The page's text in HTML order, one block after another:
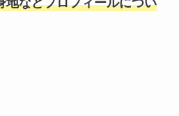
地などプロフィールについ